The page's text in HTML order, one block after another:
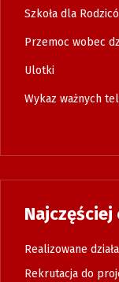
Szkoła dla
Przemoc wobec
Ulotki
Wykaz ważnych
Najczęściej
Realizowane
Rekrutacja do